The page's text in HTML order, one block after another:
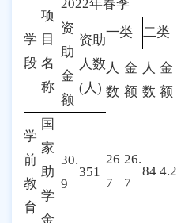
学
段
项
目
名
称
2022年春季
资
助
金
额
资助
人数
(人)
一类 二类
人
数
金
额
人
数
金
额
学
前
教
育
国
家
助
学
金
30.
9
351
26
7
26.
7
84 4.2